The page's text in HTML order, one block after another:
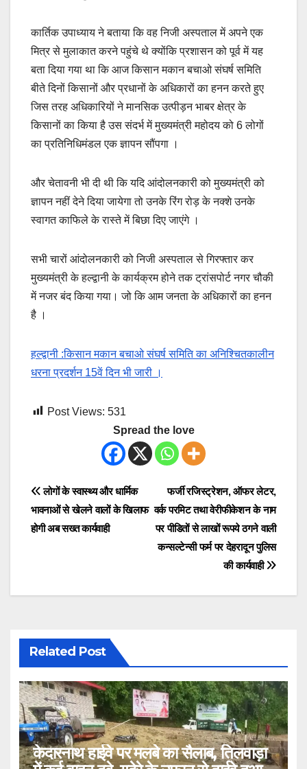
कार्तिक उपाध्याय ने बताया कि वह निजी अस्पताल में अपने एक
मित्र से मुलाकात करने पहुंचे थे क्योंकि प्रशासन को पूर्व में यह
बता दिया गया था कि आज किसान मकान बचाओ संघर्ष समिति
बीते दिनों किसानों और प्रधानों के अधिकारों का हनन करते हुए
जिस तरह अधिकारियों ने मानसिक उत्पीड़न भाबर क्षेत्र के
किसानों का किया है उस संदर्भ में मुख्यमंत्री महोदय को 6 लोगों
का प्रतिनिधिमंडल एक ज्ञापन सौंपगा ।
और चेतावनी भी दी थी कि यदि आंदोलनकारी को मुख्यमंत्री को
ज्ञापन नहीं देने दिया जायेगा तो उनके रिंग रोड़ के नक्शे उनके
स्वागत काफिले के रास्ते में बिछा दिए जाएंगे ।
सभी चारों आंदोलनकारी को निजी अस्पताल से गिरफ्तार कर
मुख्यमंत्री के हल्द्वानी के कार्यक्रम होने तक ट्रांसपोर्ट नगर चौकी
में नजर बंद किया गया। जो कि आम जनता के अधिकारों का हनन
है ।
हल्द्वानी :किसान मकान बचाओ संघर्ष समिति का अनिश्चितकालीन
धरना प्रदर्शन 15वें दिन भी जारी ।
Post Views: 531
Spread the love
Post
navigation
फर्जी रजिस्ट्रेशन, ऑफर लेटर,
वर्क परमिट तथा वेरीफीकेशन के नाम
पर पीडितों से लाखों रूपये ठगने वाली
कन्सल्टेन्सी फर्म पर देहरादून पुलिस
की कार्यवाही
लोगों के स्वास्थ्य और धार्मिक
भावनाओं से खेलने वालों के खिलाफ
होगी अब सख्त कार्यवाही
Related Post
केदारनाथ हाईवे पर मलबे का सैलाब, तिलवाड़ा